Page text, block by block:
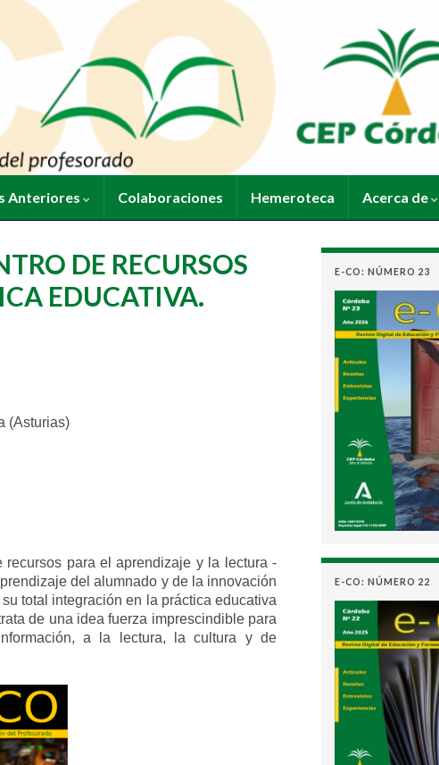
Anteriores Colaboraciones Hemeroteca Acerca de
DE RECURSOS
EDUCATIVA.
(Asturias)
recursos para el aprendizaje y la lectura -
del alumnado y de la innovación
total integración en la práctica educativa
de una idea fuerza imprescindible para
a la lectura, la cultura y de
E-CO: NÚMERO 23
E-CO: NÚMERO 22